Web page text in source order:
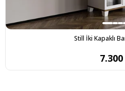
Still İki Kapaklı